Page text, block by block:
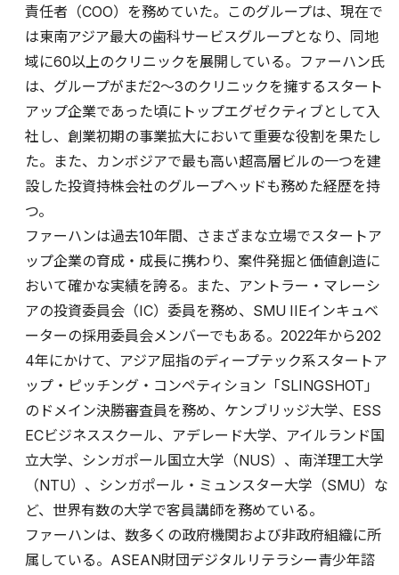
責任者（COO）を務めていた。このグループは、現在で
は東南アジア最大の歯科サービスグループとなり、同地
域に60以上のクリニックを展開している。ファーハン氏
は、グループがまだ2～3のクリニックを擁するスタート
アップ企業であった頃にトップエグゼクティブとして入
社し、創業初期の事業拡大において重要な役割を果たし
た。また、カンボジアで最も高い超高層ビルの一つを建
設した投資持株会社のグループヘッドも務めた経歴を持
つ。
ファーハンは過去10年間、さまざまな立場でスタートア
ップ企業の育成・成長に携わり、案件発掘と価値創造に
おいて確かな実績を誇る。また、アントラー・マレーシ
アの投資委員会（IC）委員を務め、SMU IIEインキュベ
ーターの採用委員会メンバーでもある。2022年から202
4年にかけて、アジア屈指のディープテック系スタートア
ップ・ピッチング・コンペティション「SLINGSHOT」
のドメイン決勝審査員を務め、ケンブリッジ大学、ESS
ECビジネススクール、アデレード大学、アイルランド国
立大学、シンガポール国立大学（NUS）、南洋理工大学
（NTU）、シンガポール・ミュンスター大学（SMU）な
ど、世界有数の大学で客員講師を務めている。
ファーハンは、数多くの政府機関および非政府組織に所
属している。ASEAN財団デジタルリテラシー青少年諮